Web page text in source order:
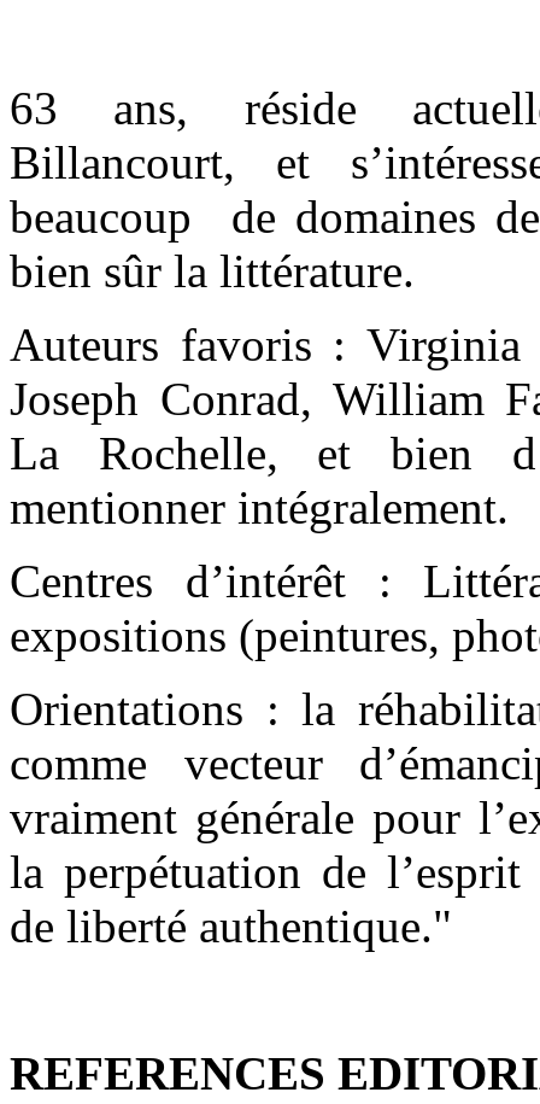
63 ans, réside
Billancourt, et
beaucoup de domaines
bien sûr la littérature.
Auteurs favoris : Virginia
Joseph Conrad, William
La Rochelle, et bien
mentionner intégralement.
Centres d’intérêt :
expositions (peintures,
Orientations : la
comme vecteur
vraiment générale pour
la perpétuation de
de liberté authentique."
REFERENCES